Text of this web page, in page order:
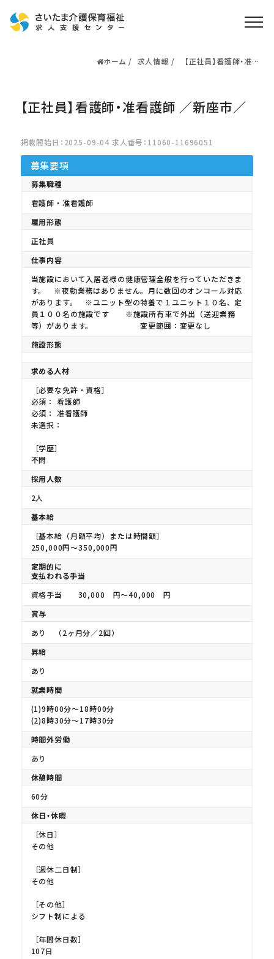
就職・転職支援
無料
お役立ち情報
ご利用の流れ
よくある質問
運営会社情報
ホーム 求人情報
【正社員】看護師・准看
【正社員】看護師・准看護師 ／新座市／
掲載開始日：2025-09-04 求人番号：11060-11696051
募集要項
募集職種
看護師・准看護師
雇用形態
正社員
仕事内容
当施設において入居者様の健康管理全般を行っていただきま
す。 ※夜勤業務はありません。月に数回のオンコール対応
があります。 ※ユニット型の特養で１ユニット１０名、定
員１００名の施設です ※施設所有車で外出（送迎業務
等）があります。 変更範囲：変更なし
施設形態
求める人材
［必要な免許・資格］
必須： 看護師
必須： 准看護師
未選択：
［学歴］
不問
採用人数
2人
基本給
［基本給（月額平均）または時間額］
250,000円〜350,000円
定期的に
支払われる手当
資格手当 30,000 円〜40,000 円
賞与
あり （2ヶ月分／2回）
昇給
あり
就業時間
(1)9時00分〜18時00分
(2)8時30分〜17時30分
時間外労働
あり
休憩時間
60分
休日・休暇
［休日］
その他
［週休二日制］
その他
［その他］
シフト制による
［年間休日数］
107日